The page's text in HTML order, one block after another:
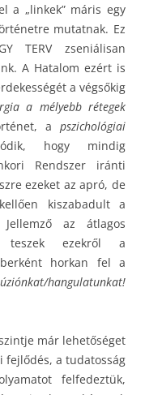
a „linkek” máris egy
mutatnak. Ez
TERV zseniálisan
A Hatalom ezért is
a végsőkig
a mélyebb rétegek
apszichológiai
hogy mindig
Rendszer iránti
ezeket az apró, de
kiszabadult a
az átlagos
teszek ezekről a
horkan fel a
hangulatunkat!
már lehetőséget
fejlődés, a tudatosság
felfedeztük,